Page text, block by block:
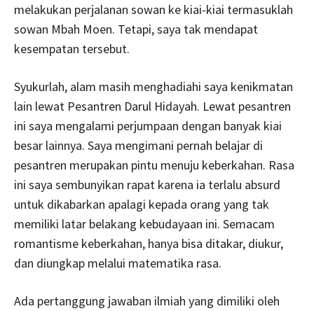
melakukan perjalanan sowan ke kiai-kiai termasuklah
sowan Mbah Moen. Tetapi, saya tak mendapat
kesempatan tersebut.
Syukurlah, alam masih menghadiahi saya kenikmatan
lain lewat Pesantren Darul Hidayah. Lewat pesantren
ini saya mengalami perjumpaan dengan banyak kiai
besar lainnya. Saya mengimani pernah belajar di
pesantren merupakan pintu menuju keberkahan. Rasa
ini saya sembunyikan rapat karena ia terlalu absurd
untuk dikabarkan apalagi kepada orang yang tak
memiliki latar belakang kebudayaan ini. Semacam
romantisme keberkahan, hanya bisa ditakar, diukur,
dan diungkap melalui matematika rasa.
Ada pertanggung jawaban ilmiah yang dimiliki oleh